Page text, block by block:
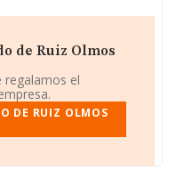
de Ruiz Olmos
regalamos el
DE RUIZ OLMOS